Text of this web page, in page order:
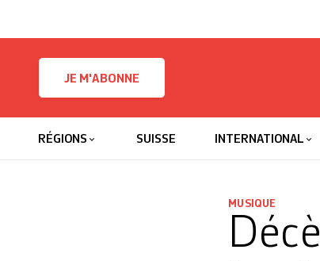
JE M'ABONNE
RÉGIONS SUISSE INTERNATIONAL
MUSIQUE